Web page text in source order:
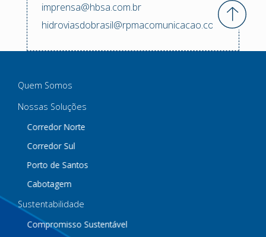
imprensa@hbsa.com.br
hidroviasdobrasil@rpmacomunicacao.com.br
Quem Somos
Nossas Soluções
Corredor Norte
Corredor Sul
Porto de Santos
Cabotagem
Sustentabilidade
Compromisso Sustentável